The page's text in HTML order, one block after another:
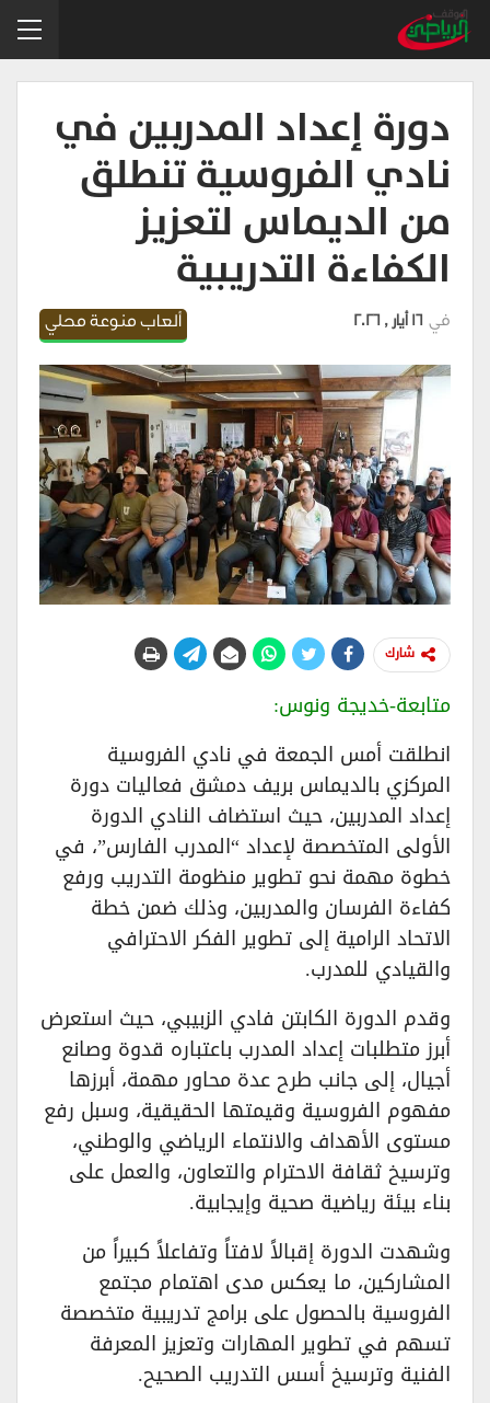
دورة إعداد المدربين في
نادي الفروسية تنطلق
من الديماس لتعزيز
الكفاءة التدريبية
ألعاب منوعة محلي في 16 أيار , 2026
شارك
متابعة-خديجة ونوس:
انطلقت أمس الجمعة في نادي الفروسية
المركزي بالديماس بريف دمشق فعاليات دورة
إعداد المدربين، حيث استضاف النادي الدورة
الأولى المتخصصة لإعداد “المدرب الفارس”، في
خطوة مهمة نحو تطوير منظومة التدريب ورفع
كفاءة الفرسان والمدربين، وذلك ضمن خطة
الاتحاد الرامية إلى تطوير الفكر الاحترافي
والقيادي للمدرب.
وقدم الدورة الكابتن فادي الزبيبي، حيث استعرض
أبرز متطلبات إعداد المدرب باعتباره قدوة وصانع
أجيال، إلى جانب طرح عدة محاور مهمة، أبرزها
مفهوم الفروسية وقيمتها الحقيقية، وسبل رفع
مستوى الأهداف والانتماء الرياضي والوطني،
وترسيخ ثقافة الاحترام والتعاون، والعمل على
بناء بيئة رياضية صحية وإيجابية.
وشهدت الدورة إقبالاً لافتاً وتفاعلاً كبيراً من
المشاركين، ما يعكس مدى اهتمام مجتمع
الفروسية بالحصول على برامج تدريبية متخصصة
تسهم في تطوير المهارات وتعزيز المعرفة
الفنية وترسيخ أسس التدريب الصحيح.